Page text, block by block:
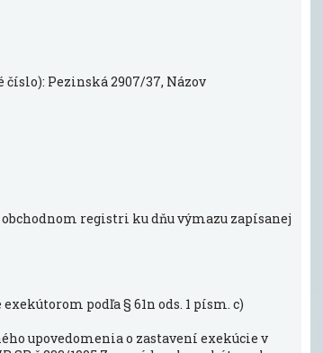
Pezinská 2907/37, Názov
registri ku dňu výmazu zapísanej
podľa § 61n ods. 1 písm. c)
upovedomenia o zastavení exekúcie v